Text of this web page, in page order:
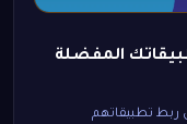
المفضلة
ربط تطبيقاتهم